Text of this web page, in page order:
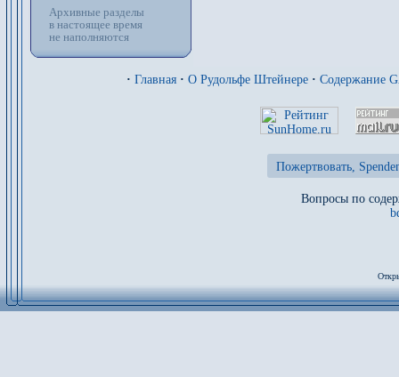
Архивные разделы
в настоящее время
не наполняются
· Главная · О Рудольфе Штейнере · Содержание
Пожертвовать,
Вопросы по